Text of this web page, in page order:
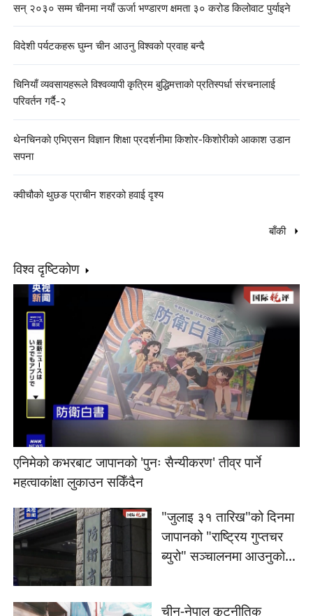
सन् २०३० सम्म चीनमा नयाँ ऊर्जा भण्डारण क्षमता ३० करोड किलोवाट पुर्याइने
विदेशी पर्यटकहरू घुम्न चीन आउनु विश्वको प्रवाह बन्दै
चिनियाँ व्यवसायहरूले विश्वव्यापी कृत्रिम बुद्धिमत्ताको प्रतिस्पर्धा संरचनालाई
परिवर्तन गर्दै-२
थेनचिनको एभिएसन विज्ञान शिक्षा प्रदर्शनीमा किशोर-किशोरीको आकाश उडान
सपना
क्वीचौको थुछङ प्राचीन शहरको हवाई दृश्य
बाँकी
विश्व दृष्टिकोण
एनिमेको कभरबाट जापानको 'पुनः सैन्यीकरण' तीव्र पार्ने
महत्वाकांक्षा लुकाउन सकिँदैन
"जुलाइ ३१ तारिख"को दिनमा
जापानको "राष्ट्रिय गुप्तचर
ब्युरो" सञ्चालनमा आउनुको
चीन-नेपाल कूटनीतिक